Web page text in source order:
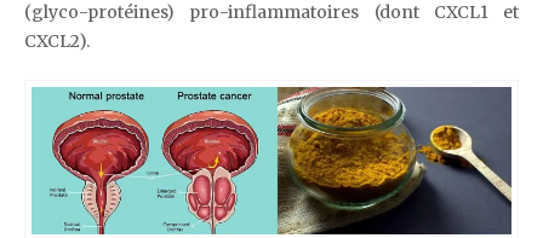
(glyco-protéines) pro-inflammatoires (dont CXCL1 et
CXCL2).